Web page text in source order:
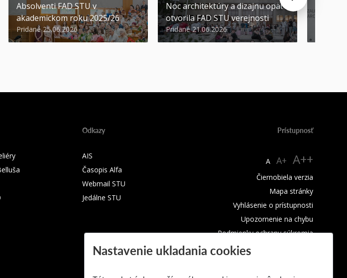
Absolventi FAD STU v
akademickom roku 2025/26
Pridané 25.06.2026
Noc architektúry a dizajnu opäť
otvorila FAD STU verejnosti
Pridané 21.06.2026
Odkazy
AIS
Časopis Alfa
Webmail STU
Jedálne STU
Prístupnosť
A A+ A++
Čiernobiela verzia
Mapa stránky
Vyhlásenie o prístupnosti
Upozornenie na chybu
Podmienky ochrany súkromia
Nastavenie ukladania cookies